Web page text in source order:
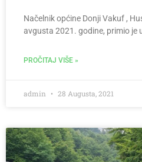
Načelnik općine Donji Vakuf ,
avgusta 2021. godine, primio je
PROČITAJ VIŠE »
admin 28 Augusta, 2021